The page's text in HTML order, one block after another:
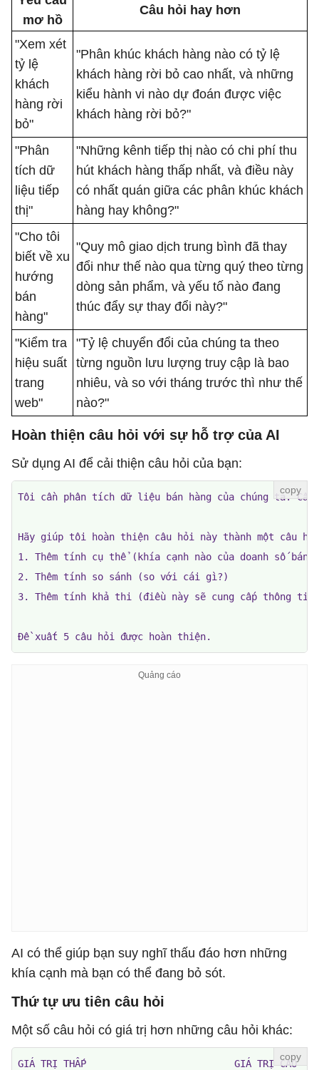
mơ hồ
Câu hỏi hay hơn
"Xem xét
tỷ lệ
khách
hàng rời
bỏ"
"Phân khúc khách hàng nào có tỷ lệ
khách hàng rời bỏ cao nhất, và những
kiểu hành vi nào dự đoán được việc
khách hàng rời bỏ?"
"Phân
tích dữ
liệu tiếp
thị"
"Những kênh tiếp thị nào có chi phí thu
hút khách hàng thấp nhất, và điều này
có nhất quán giữa các phân khúc khách
hàng hay không?"
"Cho tôi
biết về xu
hướng
bán
hàng"
"Quy mô giao dịch trung bình đã thay
đổi như thế nào qua từng quý theo từng
dòng sản phẩm, và yếu tố nào đang
thúc đẩy sự thay đổi này?"
"Kiểm tra
hiệu suất
trang
web"
"Tỷ lệ chuyển đổi của chúng ta theo
từng nguồn lưu lượng truy cập là bao
nhiêu, và so với tháng trước thì như thế
nào?"
Hoàn thiện câu hỏi với sự hỗ trợ của AI
Sử dụng AI để cải thiện câu hỏi của bạn:
Tôi cần phân tích dữ liệu bán hàng của chúng ta.
Hãy giúp tôi hoàn thiện câu hỏi này thành một câu
1. Thêm tính cụ thể (khía cạnh nào của doanh số bán
2. Thêm tính so sánh (so với cái gì?)
3. Thêm tính khả thi (điều này sẽ cung cấp thông tin
Đề xuất 5 câu hỏi được hoàn thiện.
AI có thể giúp bạn suy nghĩ thấu đáo hơn những
khía cạnh mà bạn có thể đang bỏ sót.
Thứ tự ưu tiên câu hỏi
Một số câu hỏi có giá trị hơn những câu hỏi khác:
GIÁ TRỊ THẤP                          GIÁ TRỊ CAO